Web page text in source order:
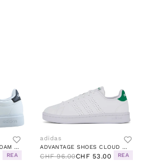
GRAND COURT CLOUDFOAM COMFORT SHOES CLOUD WHITE / CORE BLACK / CLOUD WHITE
REA
adidas
ADVANTAGE SHOES CLOUD WHITE / CLOUD WHITE / GREEN
CHF 96.00CHF 53.00 REA